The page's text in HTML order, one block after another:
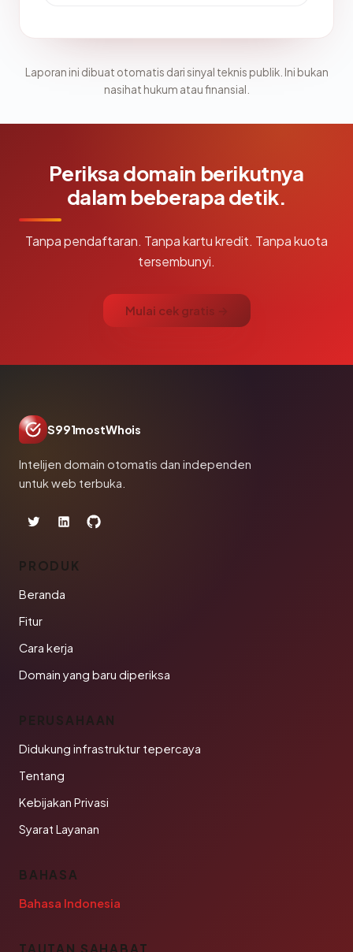
Laporan ini dibuat otomatis dari sinyal teknis publik. Ini bukan
nasihat hukum atau finansial.
Periksa domain berikutnya
dalam beberapa detik.
Tanpa pendaftaran. Tanpa kartu kredit. Tanpa kuota
tersembunyi.
Mulai cek gratis →
S991mostWhois
Intelijen domain otomatis dan independen
untuk web terbuka.
PRODUK
Beranda
Fitur
Cara kerja
Domain yang baru diperiksa
PERUSAHAAN
Didukung infrastruktur tepercaya
Tentang
Kebijakan Privasi
Syarat Layanan
BAHASA
Bahasa Indonesia
TAUTAN SAHABAT